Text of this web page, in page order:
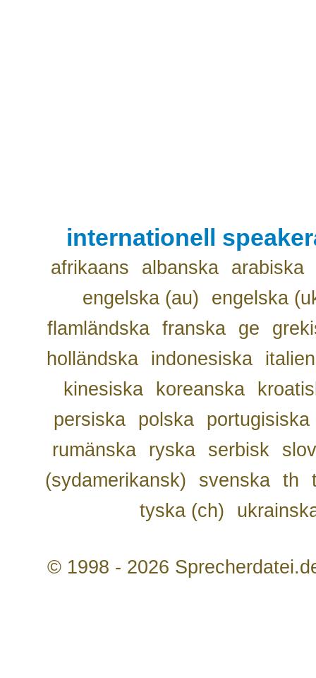
internationell
afrikaans albanska
arabiska
engelska (au)
engelska
flamländska franska ge
holländska
indonesiska
kinesiska
koreanska
persiska
polska
portugisiska
rumänska
ryska serbisk
(sydamerikansk)
svenska th
tyska (ch)
© 1998 - 2026